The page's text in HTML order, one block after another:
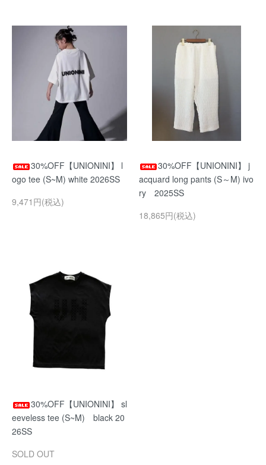
30%OFF【UNIONINI】 l
ogo tee (S~M) white 2026SS
9,471円(税込)
30%OFF【UNIONINI】 j
acquard long pants (S～M) ivo
ry 2025SS
18,865円(税込)
30%OFF【UNIONINI】 sl
eeveless tee (S~M) black 20
26SS
SOLD OUT